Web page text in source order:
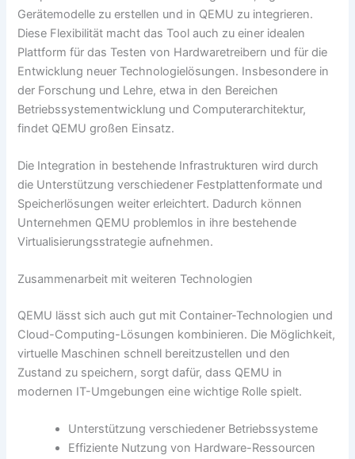
Gerätemodelle zu erstellen und in QEMU zu integrieren.
Diese Flexibilität macht das Tool auch zu einer idealen
Plattform für das Testen von Hardwaretreibern und für die
Entwicklung neuer Technologielösungen. Insbesondere in
der Forschung und Lehre, etwa in den Bereichen
Betriebssystementwicklung und Computerarchitektur,
findet QEMU großen Einsatz.
Die Integration in bestehende Infrastrukturen wird durch
die Unterstützung verschiedener Festplattenformate und
Speicherlösungen weiter erleichtert. Dadurch können
Unternehmen QEMU problemlos in ihre bestehende
Virtualisierungsstrategie aufnehmen.
Zusammenarbeit mit weiteren Technologien
QEMU lässt sich auch gut mit Container-Technologien und
Cloud-Computing-Lösungen kombinieren. Die Möglichkeit,
virtuelle Maschinen schnell bereitzustellen und den
Zustand zu speichern, sorgt dafür, dass QEMU in
modernen IT-Umgebungen eine wichtige Rolle spielt.
Unterstützung verschiedener Betriebssysteme
Effiziente Nutzung von Hardware-Ressourcen